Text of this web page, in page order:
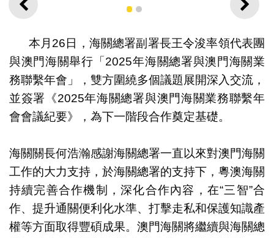
上一則 下一
王令浚副署長與何浩瀚關長共同主持業務聯繫年會
1 2
本月26日，海關總署副署長王令浚率領代表團
與澳門海關舉行「2025年海關總署與澳門海關業
務聯繫年會」，雙方圍繞多個議題展開深入交流，
並簽署《2025年海關總署與澳門海關業務聯繫年
會會議紀要》，為下一階段合作奠定基礎。
海關關長何浩瀚感謝海關總署一直以來對澳門海關
工作的大力支持，於海關總署的支持下，粵澳海關
持續完善合作機制，深化合作內容，在“三智”合
作、提升通關便利化水準、打擊走私和保護知識產
權等方面取得豐碩成果。澳門海關將繼續與海關總